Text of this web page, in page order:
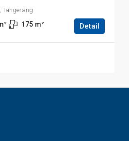
Tangerang
175 m² Detail